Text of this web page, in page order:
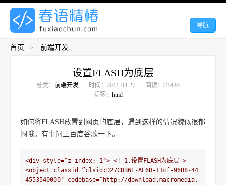
导航
首页 > 前端开发
设置FLASH为底层
分类： 前端开发 时间：2011-04-27
阅读：(1989)
标签： html
如何将FLASH放置到网页的底层，遇到这样的情况貌似很郁
闷哦。有事问上百度谷歌一下。
<div style=”z-index:-1″> <!–1.设置FLASH为底层–>
<object classid=”clsid:D27CDB6E-AE6D-11cf-96B8-44
4553540000″ codebase=”http://download.macromedia.